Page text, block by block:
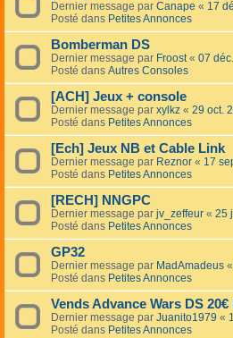
Dernier message par Canape « 17
Posté dans Petites Annonces
Bomberman DS
Dernier message par Froost« 07
Posté dans Autres Consoles
[ACH] Jeux + console
Dernier message par xylkz « 29 oct.
Posté dans Petites Annonces
[Ech] Jeux NB et Cable Link
Dernier message par Reznor « 17
Posté dans Petites Annonces
[RECH] NNGPC
Dernier message par jv_zeffeur « 25
Posté dans Petites Annonces
GP32
Dernier message par MadAmadeus «
Posté dans Petites Annonces
Vends Advance Wars DS 20€
Dernier message par Juanito1979 «
Posté dans Petites Annonces